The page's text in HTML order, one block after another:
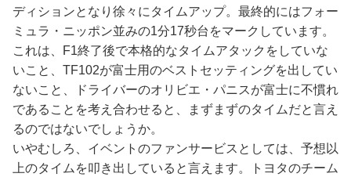
ディションとなり徐々にタイムアップ。最終的にはフォー
ミュラ・ニッポン並みの1分17秒台をマークしています。
これは、F1終了後で本格的なタイムアタックをしていな
いこと、TF102が富士用のベストセッティングを出してい
ないこと、ドライバーのオリビエ・パニスが富士に不慣れ
であることを考え合わせると、まずまずのタイムだと言え
るのではないでしょうか。
いやむしろ、イベントのファンサービスとしては、予想以
上のタイムを叩き出していると言えます。トヨタのチーム